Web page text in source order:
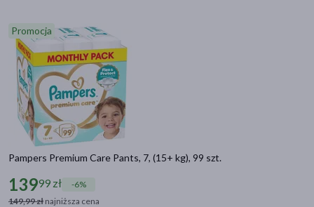
Promocja
Pampers Premium Care Pants, 7, (15+ kg), 99 szt.
13999 zł
-6%
149,99 zł najniższa cena